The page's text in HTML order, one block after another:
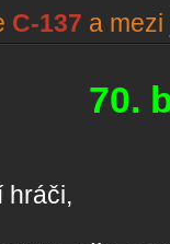
C-137 a
70.
hráči,